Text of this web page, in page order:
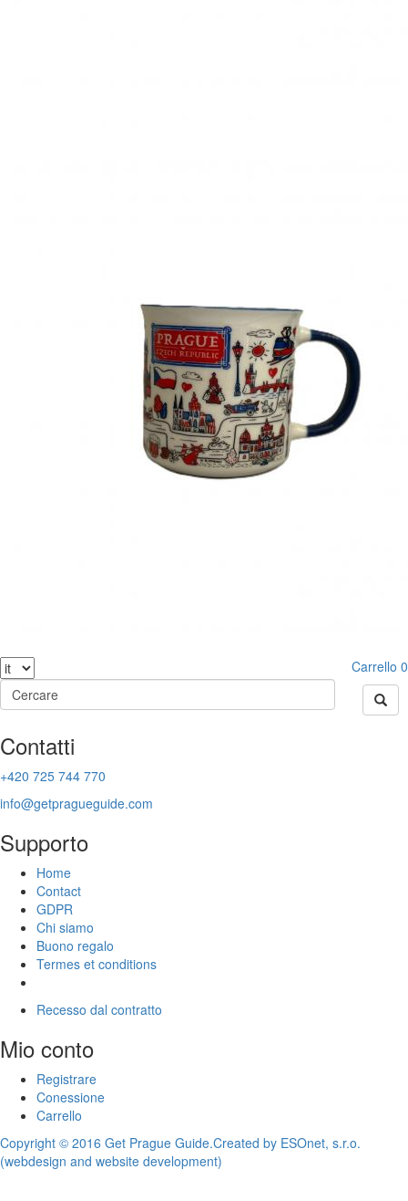
Carrello 0
Contatti
+420 725 744 770
info@getpragueguide.com
Supporto
Home
Contact
GDPR
Chi siamo
Buono regalo
Termes et conditions
Recesso dal contratto
Mio conto
Registrare
Conessione
Carrello
Copyright © 2016 Get Prague Guide.Created by ESOnet, s.r.o.
(webdesign and website development)